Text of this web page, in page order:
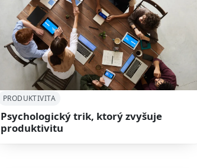
PRODUKTIVITA
Psychologický trik, ktorý zvyšuje
produktivitu